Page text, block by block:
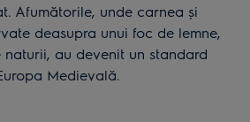
Afumătorile, unde carnea și
deasupra unui foc de lemne,
naturii, au devenit un standard
Medievală.